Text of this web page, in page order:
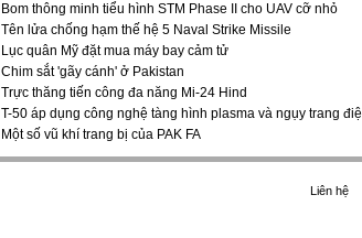
Bom thông minh tiểu hình STM Phase II cho UAV cỡ nhỏ
Tên lửa chống hạm thế hệ 5 Naval Strike Missile
Lục quân Mỹ đặt mua máy bay cảm tử
Chim sắt 'gãy cánh' ở Pakistan
Trực thăng tiến công đa năng Mi-24 Hind
T-50 áp dụng công nghệ tàng hình plasma và ngụy trang
Một số vũ khí trang bị của PAK FA
Liên hệ